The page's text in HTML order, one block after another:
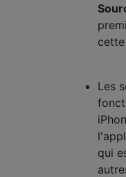
Les
qui